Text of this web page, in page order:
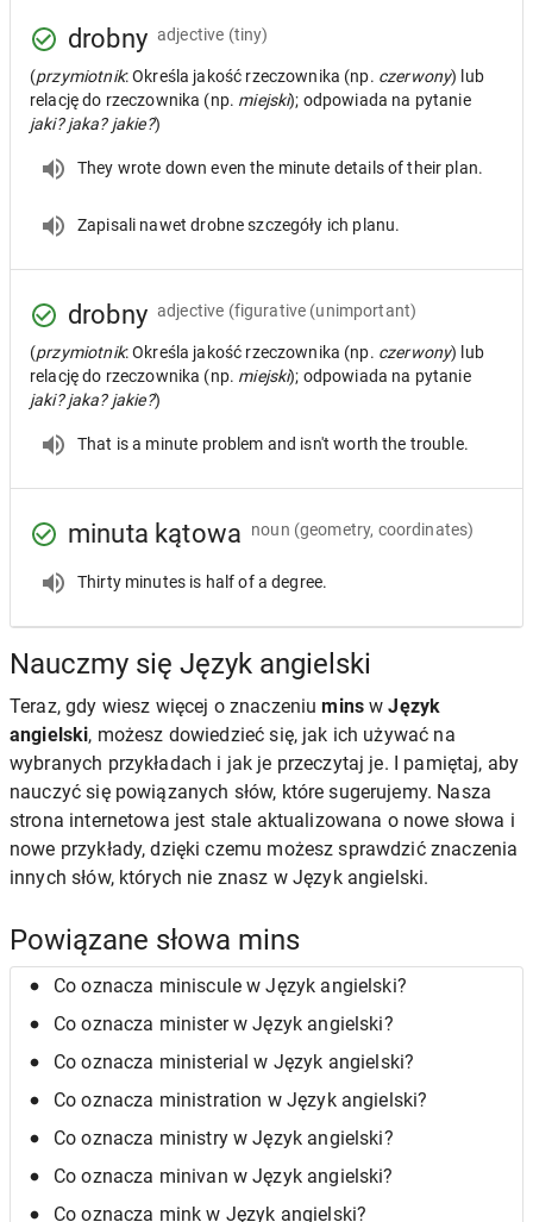
drobny adjective (tiny)
(przymiotnik: Określa jakość rzeczownika (np. czerwony) lub
relację do rzeczownika (np. miejski); odpowiada na pytanie
jaki? jaka? jakie?)
They wrote down even the minute details of their plan.
Zapisali nawet drobne szczegóły ich planu.
drobny adjective (figurative (unimportant)
(przymiotnik: Określa jakość rzeczownika (np. czerwony) lub
relację do rzeczownika (np. miejski); odpowiada na pytanie
jaki? jaka? jakie?)
That is a minute problem and isn't worth the trouble.
minuta kątowa noun (geometry, coordinates)
Thirty minutes is half of a degree.
Nauczmy się Język angielski
Teraz, gdy wiesz więcej o znaczeniumins wJęzyk
angielski, możesz dowiedzieć się, jak ich używać na
wybranych przykładach i jak je przeczytaj je. I pamiętaj, aby
nauczyć się powiązanych słów, które sugerujemy. Nasza
strona internetowa jest stale aktualizowana o nowe słowa i
nowe przykłady, dzięki czemu możesz sprawdzić znaczenia
innych słów, których nie znasz w Język angielski.
Powiązane słowa mins
Co oznacza miniscule w Język angielski?
Co oznacza minister w Język angielski?
Co oznacza ministerial w Język angielski?
Co oznacza ministration w Język angielski?
Co oznacza ministry w Język angielski?
Co oznacza minivan w Język angielski?
Co oznacza mink w Język angielski?